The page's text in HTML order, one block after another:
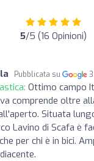
5/5 (16 Opinioni)
Pubblicata su
Ottimo campo
comprende oltre
Situata
Lavino di Scafa è
per chi è in bici.